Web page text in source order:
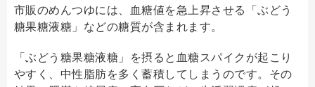
市販のめんつゆには、血糖値を急上昇させる「ぶどう
糖果糖液糖」などの糖質が含まれます。
「ぶどう糖果糖液糖」を摂ると血糖スパイクが起こり
やすく、中性脂肪を多く蓄積してしまうのです。その